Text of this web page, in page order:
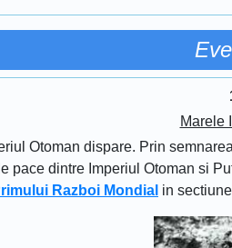
Marele
Otoman dispare. Prin
pace dintre Imperiul Otoman si
Razboi Mondial in